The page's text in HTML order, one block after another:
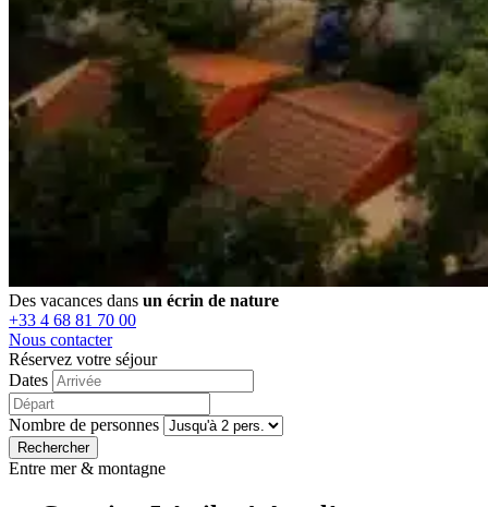
Des vacances dans un écrin de nature
+33 4 68 81 70 00
Nous contacter
Réservez votre séjour
Dates
Nombre de personnes
Rechercher
Entre mer & montagne